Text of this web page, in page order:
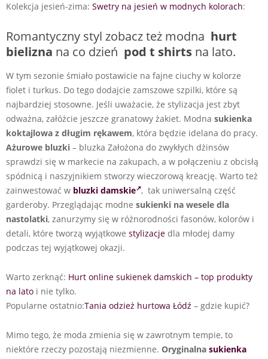
Kolekcja jesień-zima: Swetry na jesień w modnych kolorach:
Romantyczny styl zobacz też modna hurt
bielizna na co dzień pod t shirts na lato.
W tym sezonie śmiało postawicie na fajne ciuchy w kolorze
fiolet i turkus. Do tego dodajcie zamszowe szpilki, które są
najbardziej stosowne. Jeśli uważacie, że stylizacja jest zbyt
odważna, załóżcie jeszcze granatowy żakiet. Modna sukienka
koktajlowa z długim rękawem, która będzie idelana do pracy.
Ażurowe bluzki – bluzka Założona do zwykłych dżinsów
sprawdzi się w markecie na zakupach, a w połączeniu z obcisłą
spódnicą i naszyjnikiem stworzy wieczorową kreację. Warto też
zainwestować w bluzki damskie , tak uniwersalną część
garderoby. Przeglądając modne sukienki na wesele dla
nastolatki, zanurzymy się w różnorodności fasonów, kolorów i
detali, które tworzą wyjątkowe stylizacje dla młodej damy
podczas tej wyjątkowej okazji.
Warto zerknąć: Hurt online sukienek damskich – top produkty
na lato i nie tylko.
Popularne ostatnio:Tania odzież hurtowa Łódź – gdzie kupić?
Mimo tego, że moda zmienia się w zawrotnym tempie, to
niektóre rzeczy pozostają niezmienne. Oryginalna sukienka